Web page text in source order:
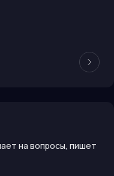
на вопросы, пишет